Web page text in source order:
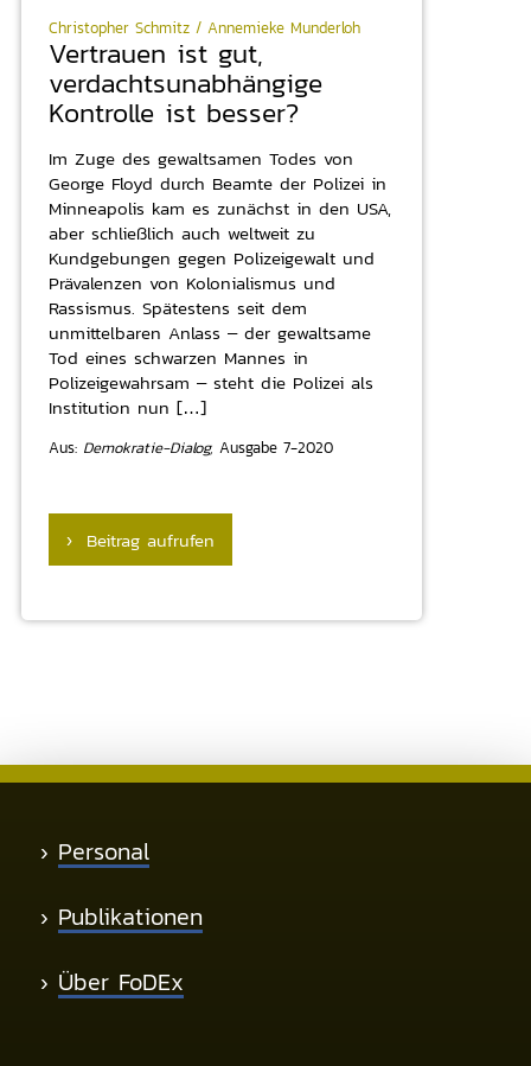
Christopher Schmitz / Annemieke Munderloh
Vertrauen ist gut,
verdachtsunabhängige
Kontrolle ist besser?
Im Zuge des gewaltsamen Todes von
George Floyd durch Beamte der Polizei in
Minneapolis kam es zunächst in den USA,
aber schließlich auch weltweit zu
Kundgebungen gegen Polizeigewalt und
Prävalenzen von Kolonialismus und
Rassismus. Spätestens seit dem
unmittelbaren Anlass – der gewaltsame
Tod eines schwarzen Mannes in
Polizeigewahrsam – steht die Polizei als
Institution nun […]
Aus: Demokratie-Dialog, Ausgabe 7-2020
› Beitrag aufrufen
› Personal
› Publikationen
› Über FoDEx